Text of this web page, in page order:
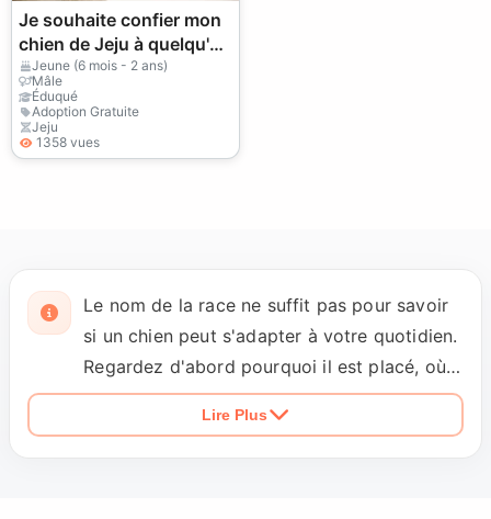
Je souhaite confier mon
chien de Jeju à quelqu'un
qui pourra bien s'en
occuper.
Jeune (6 mois - 2 ans)
Mâle
Éduqué
Adoption Gratuite
Jeju
1358 vues
Le nom de la race ne suffit pas pour savoir
si un chien peut s'adapter à votre quotidien.
Regardez d'abord pourquoi il est placé, où il
vit actuellement, comment se passent les
promenades et s'il a déjà partagé son foyer
Lire Plus